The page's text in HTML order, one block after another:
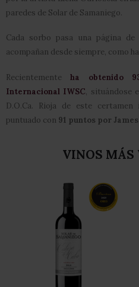
paredes de Solar de Samaniego.
Cada sorbo pasa una página
acompañan desde siempre, como
Recientementeha obtenido
Internacional IWSC, situándose
D.O.Ca. Rioja de este certamen
puntuado con 91 puntos por
VINOS MÁS